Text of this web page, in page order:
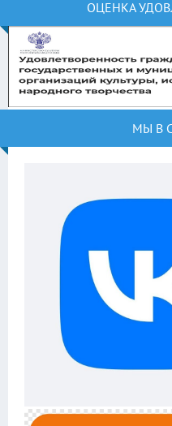
ОЦЕНКА
МЫ В